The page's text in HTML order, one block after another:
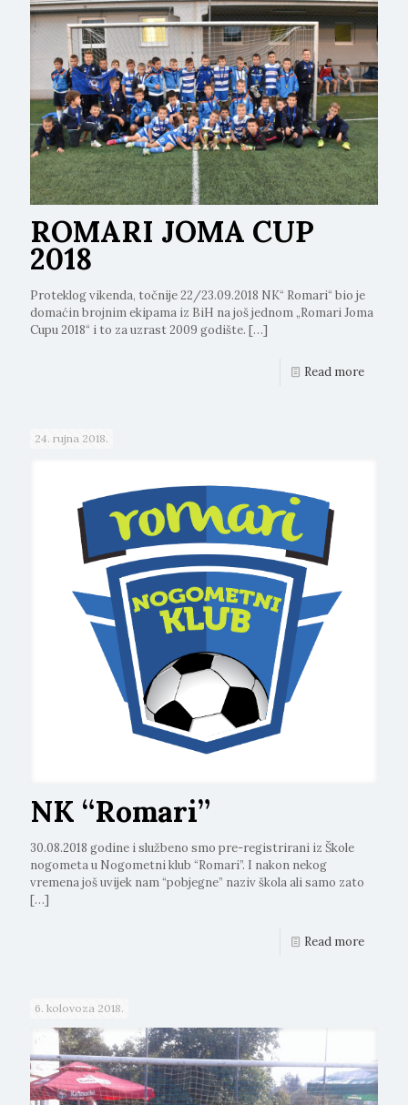
ROMARI JOMA CUP
2018
Proteklog vikenda, točnije 22/23.09.2018 NK“ Romari“ bio je
domaćin brojnim ekipama iz BiH na još jednom „Romari Joma
Cupu 2018“ i to za uzrast 2009 godište. […]
Read more
24. rujna 2018.
NK “Romari”
30.08.2018 godine i službeno smo pre-registrirani iz Škole
nogometa u Nogometni klub “Romari”. I nakon nekog
vremena još uvijek nam “pobjegne” naziv škola ali samo zato
[…]
Read more
6. kolovoza 2018.